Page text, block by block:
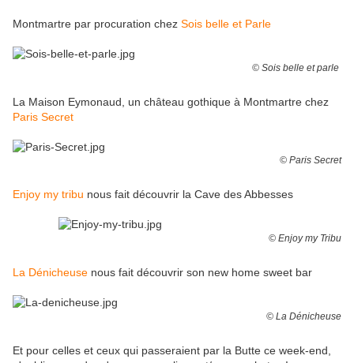
Montmartre par procuration chez Sois belle et Parle
© Sois belle et parle
La Maison Eymonaud, un château gothique à Montmartre chez
Paris Secret
© Paris Secret
Enjoy my tribu nous fait découvrir la Cave des Abbesses
© Enjoy my Tribu
La Dénicheuse nous fait découvrir son new home sweet bar
© La Dénicheuse
Et pour celles et ceux qui passeraient par la Butte ce week-end,